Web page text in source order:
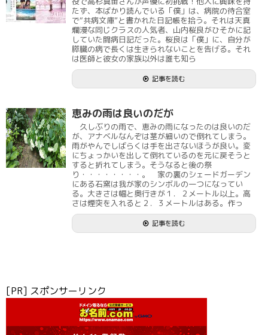
たず、本ばかり読んでいる「僕」は、病院の待合室
で“共病文庫”と書かれた日記帳を拾う。それは天真
爛漫な同じクラスの人気者、山内桜良がひそかに記
していた闘病日記だった。桜良は「僕」に、自分が
膵臓の病で長くは生きられないことを告げる。それ
は医師と彼女の家族以外は誰も知ら
記事を読む
恵みの雨は良いのだが
久しぶりの雨で、恵みの雨になったのは良いのだ
が、アナベルなんぞは茎が細いので倒れてしまう。
雨がやんでしばらくは手を出さないほうが良い。変
にちょっかいを出して倒れているのを元に戻そうと
すると折れてしまう。そうなると後の祭
り・・・・・・・・。 家の裏のシェードガーデン
にある石窯は我が家のシンボルの一つになってい
る。大きさは幅と奥行きが１．２メートル以上。高
さは煙突を入れると２．３メートルはある。作っ
記事を読む
[PR] スポンサーリンク